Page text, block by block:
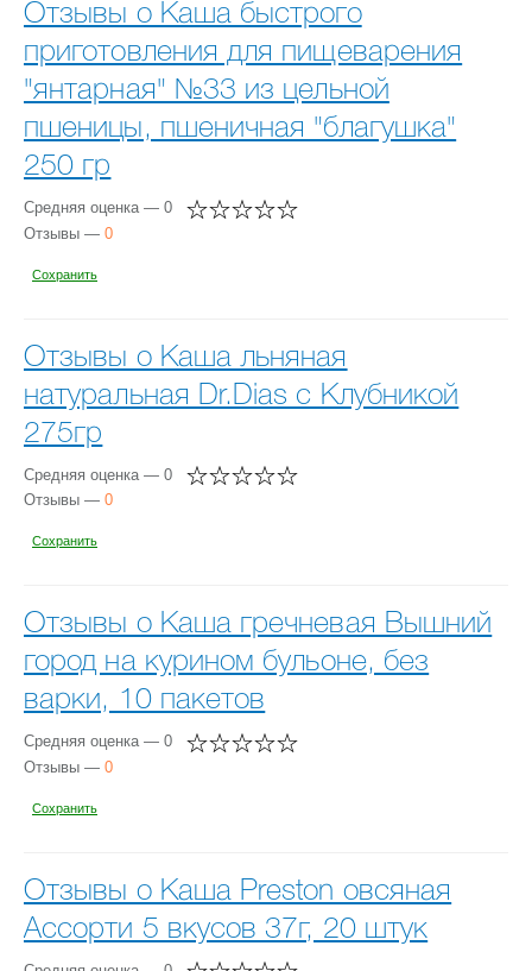
Отзывы о Каша быстрого
приготовления для пищеварения
"янтарная" №33 из цельной
пшеницы, пшеничная "благушка"
250 гр
Средняя оценка — 0
Отзывы — 0
Сохранить
Отзывы о Каша льняная
натуральная Dr.Dias с Клубникой
275гр
Средняя оценка — 0
Отзывы — 0
Сохранить
Отзывы о Каша гречневая Вышний
город на курином бульоне, без
варки, 10 пакетов
Средняя оценка — 0
Отзывы — 0
Сохранить
Отзывы о Каша Preston овсяная
Ассорти 5 вкусов 37г, 20 штук